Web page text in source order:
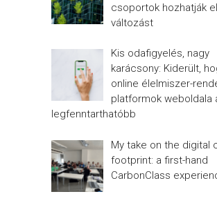
csoportok hozhatják
változást
Kis odafigyelés, nagy
karácsony: Kiderült,
online élelmiszer-
platformok weboldala
legfenntarthatóbb
My take on the digital
footprint: a first-hand
CarbonClass